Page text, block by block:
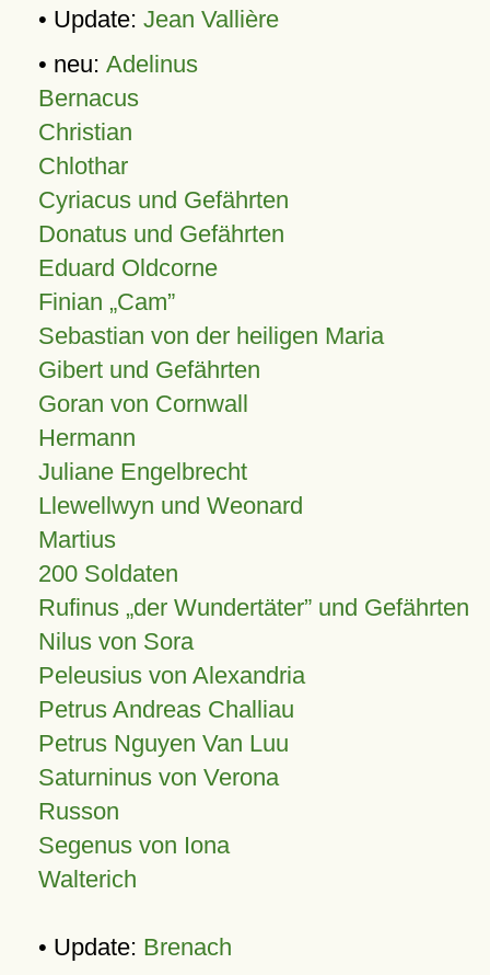
• Update: Jean Vallière
• neu: Adelinus
Bernacus
Christian
Chlothar
Cyriacus und Gefährten
Donatus und Gefährten
Eduard Oldcorne
Finian Cam
Sebastian von der heiligen Maria
Gibert und Gefährten
Goran von Cornwall
Hermann
Juliane Engelbrecht
Llewellwyn und Weonard
Martius
200 Soldaten
Rufinus „der Wundertäter” und Gefährten
Nilus von Sora
Peleusius von Alexandria
Petrus Andreas Challiau
Petrus Nguyen Van Luu
Saturninus von Verona
Russon
Segenus von Iona
Walterich
• Update: Brenach